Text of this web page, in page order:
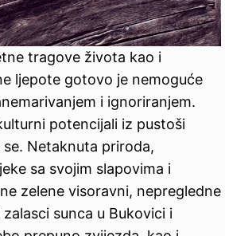
tragove života kao i
ljepote gotovo je nemoguće
i ignoriranjem.
potencijali iz pustoši
Netaknuta priroda,
sa svojim slapovima i
zelene visoravni, nepregledne
sunca u Bukovici i